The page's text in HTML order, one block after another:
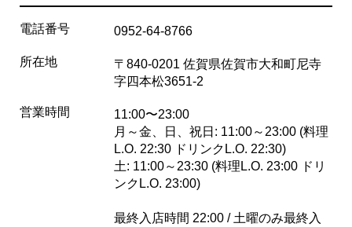
電話番号 0952-64-8766
所在地
〒840-0201 佐賀県佐賀市大和町尼寺
字四本松3651-2
営業時間
11:00〜23:00
月～金、日、祝日: 11:00～23:00 (料理
L.O. 22:30 ドリンクL.O. 22:30)
土: 11:00～23:30 (料理L.O. 23:00 ドリ
ンクL.O. 23:00)
最終入店時間 22:00 / 土曜のみ最終入